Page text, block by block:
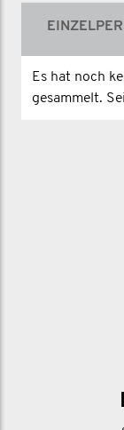
Rally your
going
Es hat noch
gesammelt.